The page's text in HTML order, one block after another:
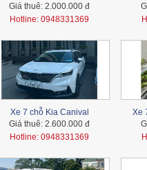
Giá thuê: 2.000.000 đ
Hotline: 0948331369
Xe 7 chỗ Kia Canival
Giá thuê: 2.600.000 đ
Hotline: 0948331369
Xe